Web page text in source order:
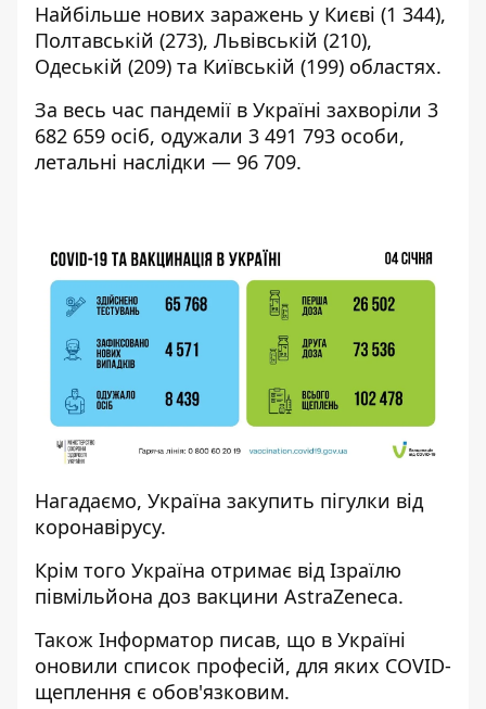
Найбільше нових заражень у Києві (1 344),
Полтавській (273), Львівській (210),
Одеській (209) та Київській (199) областях.
За весь час пандемії в Україні захворіли 3
682 659 осіб, одужали 3 491 793 особи,
летальні наслідки — 96 709.
Нагадаємо, Україна закупить пігулки від
коронавірусу.
Крім того Україна отримає від Ізраїлю
півмільйона доз вакцини AstraZeneca.
Також Інформатор писав, що в Україні
оновили список професій, для яких COVID-
щеплення є обов'язковим.